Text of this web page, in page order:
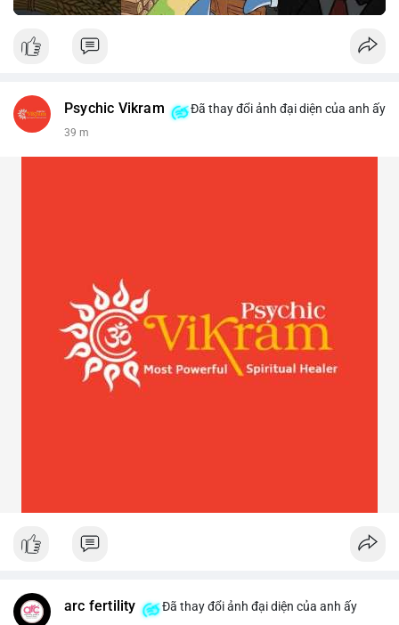
Psychic Vikram Đã thay đổi ảnh đại diện của anh ấy
39 m
arc fertility Đã thay đổi ảnh đại diện của anh ấy